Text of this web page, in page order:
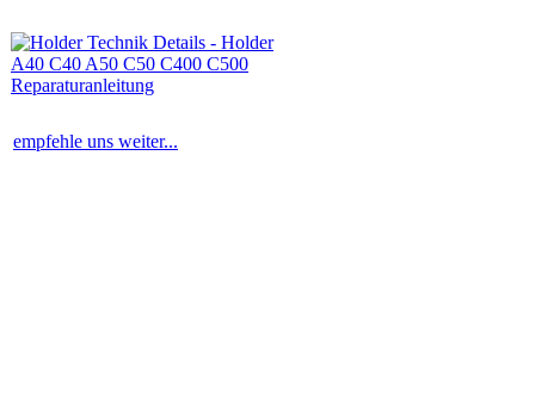
empfehle uns weiter...